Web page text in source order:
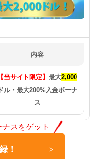
ありますか？
ほかのオンラインカ
始めよう！
内容
【当サイト限定】 最大2,000
ドル・最大200%入金ボーナ
ス
スをゲット
！